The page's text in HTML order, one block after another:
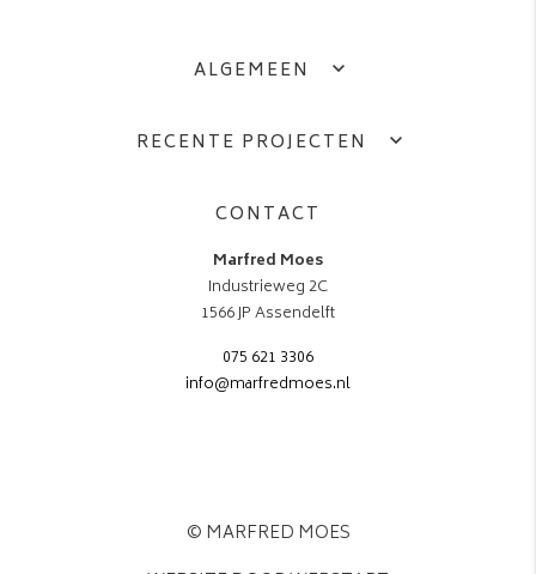
ALGEMEEN
RECENTE PROJECTEN
CONTACT
Marfred Moes
Industrieweg 2C
1566 JP Assendelft
075 621 3306
info@marfredmoes.nl
© MARFRED MOES